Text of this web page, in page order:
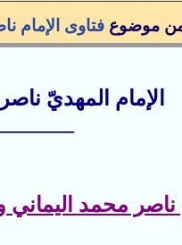
موضوعفتاوى الإمام
الإمام المهديّ
ناصر محمد